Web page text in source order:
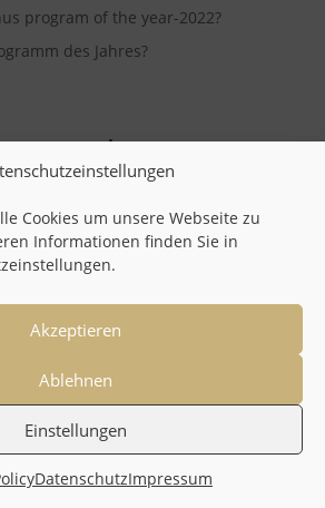
Cookies um unsere Webseite zu
Informationen finden Sie in
Akzeptieren
Ablehnen
Einstellungen
DatenschutzImpressum
program of the year-2022?
des Jahres?
Hello world!